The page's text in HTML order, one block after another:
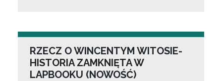
RZECZ O WINCENTYM WITOSIE-
HISTORIA ZAMKNIĘTA W
LAPBOOKU (NOWOŚĆ)